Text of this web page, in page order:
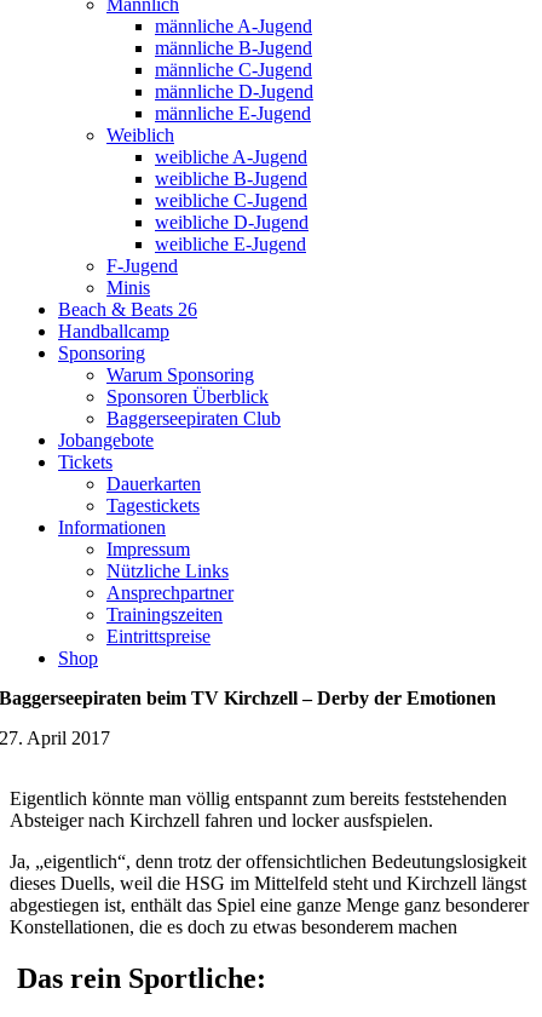
Männlich
männliche A-Jugend
männliche B-Jugend
männliche C-Jugend
männliche D-Jugend
männliche E-Jugend
Weiblich
weibliche A-Jugend
weibliche B-Jugend
weibliche C-Jugend
weibliche D-Jugend
weibliche E-Jugend
F-Jugend
Minis
Beach & Beats 26
Handballcamp
Sponsoring
Warum Sponsoring
Sponsoren Überblick
Baggerseepiraten Club
Jobangebote
Tickets
Dauerkarten
Tagestickets
Informationen
Impressum
Nützliche Links
Ansprechpartner
Trainingszeiten
Eintrittspreise
Shop
Baggerseepiraten beim TV Kirchzell – Derby der Emotionen
27. April 2017
Eigentlich könnte man völlig entspannt zum bereits feststehenden
Absteiger nach Kirchzell fahren und locker ausfspielen.
Ja, „eigentlich“, denn trotz der offensichtlichen Bedeutungslosigkeit
dieses Duells, weil die HSG im Mittelfeld steht und Kirchzell längst
abgestiegen ist, enthält das Spiel eine ganze Menge ganz besonderer
Konstellationen, die es doch zu etwas besonderem machen
Das rein Sportliche: